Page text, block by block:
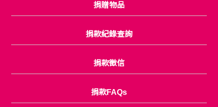
捐贈物品
捐款紀錄查詢
捐款徵信
捐款FAQs